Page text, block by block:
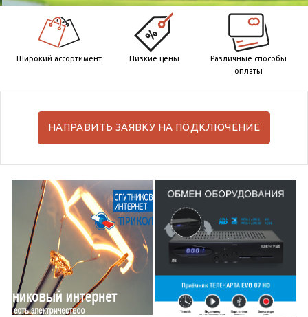
Широкий ассортимент Низкие цены
Различные способы
оплаты
НАПРАВИТЬ ЗАЯВКУ НА ПОДКЛЮЧЕНИЕ